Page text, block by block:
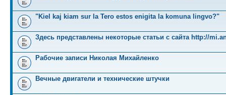
"Kiel kaj kiam sur la Tero estos enigita la komuna lingvo?"
Здесь представлены некоторые статьи с сайта http://
Рабочие записи Николая Михайленко
Вечные двигатели и технические штучки